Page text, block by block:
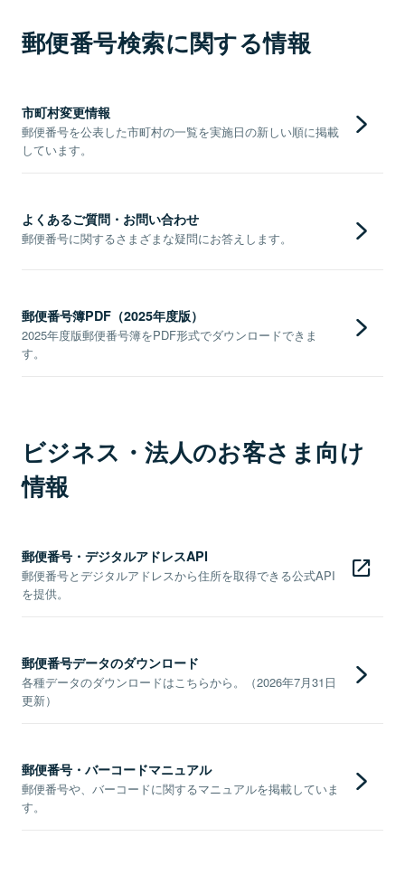
郵便番号検索に関する情報
市町村変更情報
郵便番号を公表した市町村の一覧を実施日の新しい順に掲載
しています。
よくあるご質問・お問い合わせ
郵便番号に関するさまざまな疑問にお答えします。
郵便番号簿PDF（2025年度版）
2025年度版郵便番号簿をPDF形式でダウンロードできま
す。
ビジネス・法人のお客さま向け
情報
郵便番号・デジタルアドレスAPI
郵便番号とデジタルアドレスから住所を取得できる公式API
を提供。
郵便番号データのダウンロード
各種データのダウンロードはこちらから。（2026年7月31日
更新）
郵便番号・バーコードマニュアル
郵便番号や、バーコードに関するマニュアルを掲載していま
す。